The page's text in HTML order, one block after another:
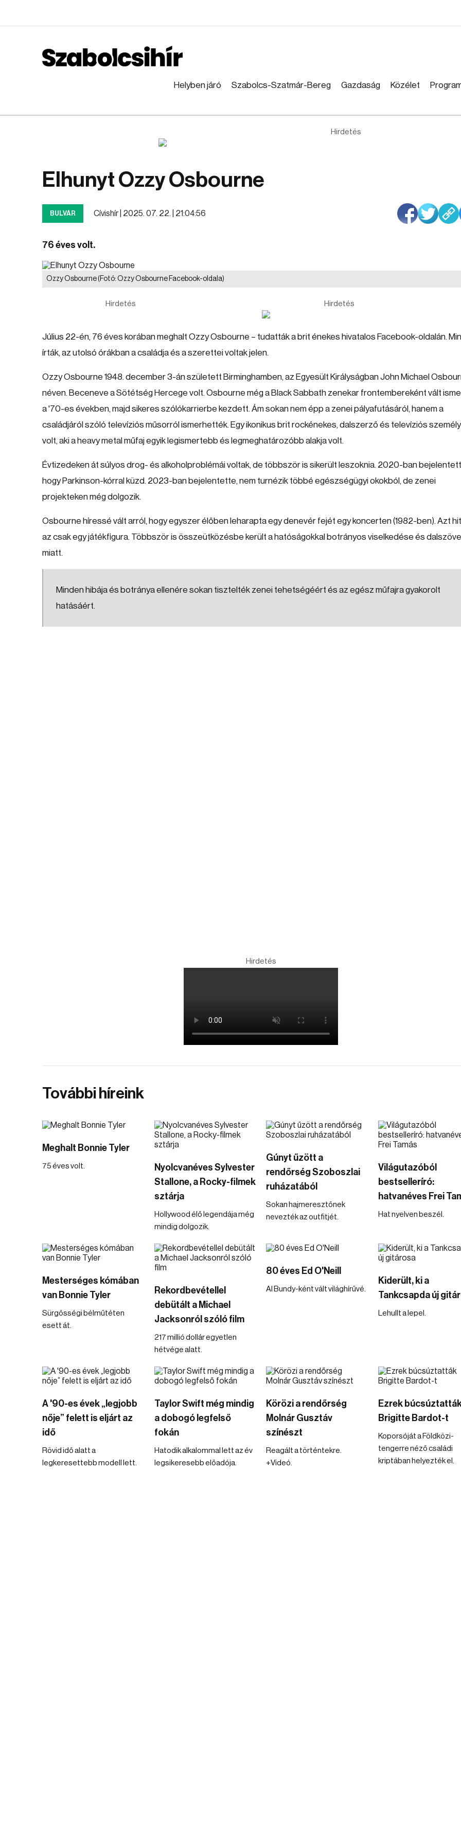
Helyben járó Szabolcs-Szatmár-Bereg Gazdaság Közélet
Hirdetés
Elhunyt Ozzy Osbourne
BULVÁR Cívishír | 2025. 07. 22. | 21:04:56
76 éves volt.
Ozzy Osbourne(Fotó: Ozzy Osbourne Facebook-oldala)
Hirdetés Hirdetés
Július 22-én, 76 éves korában meghalt Ozzy Osbourne – tudatták a brit énekes hivatalos Facebook-oldalán.
írták, az utolsó órákban a családja és a szerettei voltak jelen.
Ozzy Osbourne 1948. december 3-án született Birminghamben, az Egyesült Királyságban John Michael
néven. Beceneve a Sötétség Hercege volt. Osbourne még a Black Sabbath zenekar frontembereként vált
a '70-es években, majd sikeres szólókarrierbe kezdett. Ám sokan nem épp a zenei pályafutásáról, hanem a
családjáról szóló televíziós műsorról ismerhették. Egy ikonikus brit rockénekes, dalszerző és televíziós
volt, aki a heavy metal műfaj egyik legismertebb és legmeghatározóbb alakja volt.
Évtizedeken át súlyos drog- és alkoholproblémái voltak, de többször is sikerült leszoknia. 2020-ban
hogy Parkinson-kórral küzd. 2023-ban bejelentette, nem turnézik többé egészségügyi okokból, de zenei
projekteken még dolgozik.
Osbourne híressé vált arról, hogy egyszer élőben leharapta egy denevér fejét egy koncerten (1982-ben). Azt
az csak egy játékfigura. Többször is összeütközésbe került a hatóságokkal botrányos viselkedése és
miatt.
Minden hibája és botránya ellenére sokan tisztelték zenei tehetségéért és az egész műfajra gyakorolt
hatásáért.
Hirdetés
További híreink
Meghalt Bonnie Tyler
75 éves volt.
Nyolcvanéves Sylvester
Stallone, a Rocky-filmek
sztárja
Hollywood élő legendája még
mindig dolgozik.
Gúnyt űzött a
rendőrség Szoboszlai
ruházatából
Sokan hajmeresztőnek
nevezték az outfitjét.
Világutazóból
bestselleríró:
hatvanéves Frei
Hat nyelven beszél.
Mesterséges kómában
van Bonnie Tyler
Sürgősségi bélműtéten
esett át.
Rekordbevétellel
debütált a Michael
Jacksonról szóló film
217 millió dollár egyetlen
hétvége alatt.
80 éves Ed O'Neill
Al Bundy-ként vált világhírűvé.
Kiderült, ki a
Tankcsapda új
Lehullt a lepel.
A '90-es évek „legjobb
nője” felett is eljárt az
idő
Rövid idő alatt a
legkeresettebb modell lett.
Taylor Swift még mindig
a dobogó legfelső
fokán
Hatodik alkalommal lett az év
legsikeresebb előadója.
Körözi a rendőrség
Molnár Gusztáv
színészt
Reagált a történtekre.
+Videó.
Ezrek
Brigitte Bardot-t
Koporsóját a Földközi-
tengerre néző családi
kriptában helyezték el.